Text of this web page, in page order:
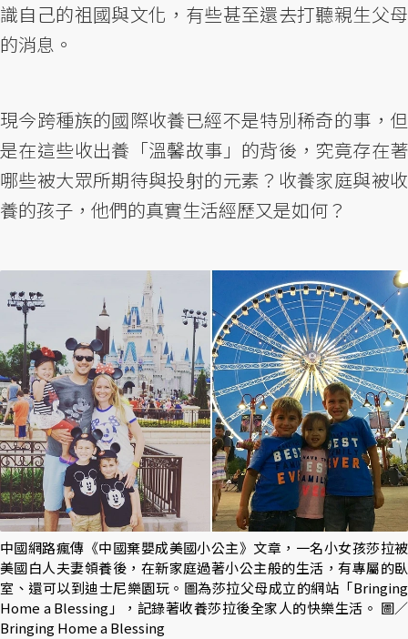
識自己的祖國與文化，有些甚至還去打聽親生父母
的消息。
現今跨種族的國際收養已經不是特別稀奇的事，但
是在這些收出養「溫馨故事」的背後，究竟存在著
哪些被大眾所期待與投射的元素？收養家庭與被收
養的孩子，他們的真實生活經歷又是如何？
中國網路瘋傳《中國棄嬰成美國小公主》文章，一名小女孩莎拉被
美國白人夫妻領養後，在新家庭過著小公主般的生活，有專屬的臥
室、還可以到迪士尼樂園玩。圖為莎拉父母成立的網站「Bringing
Home a Blessing」，記錄著收養莎拉後全家人的快樂生活。 圖／
Bringing Home a Blessing